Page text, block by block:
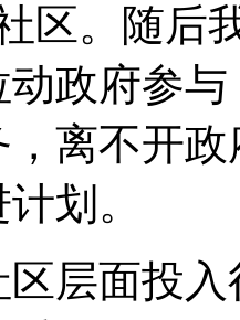
区。随后
政府参
离不开
划。
层面投